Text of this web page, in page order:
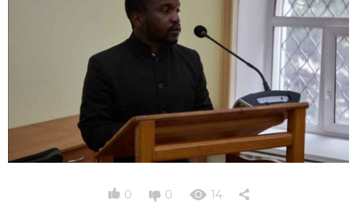
0 0 14